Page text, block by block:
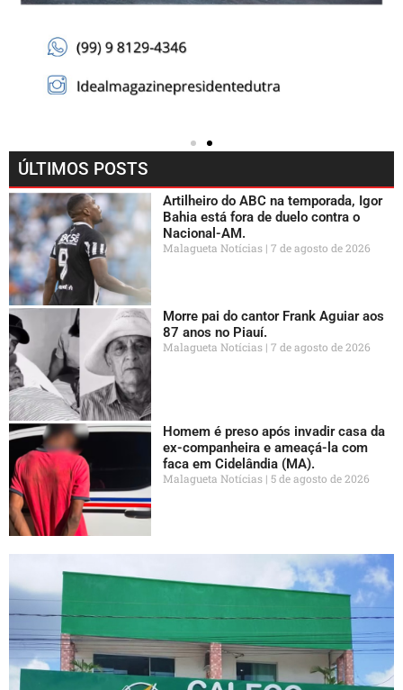
ÚLTIMOS POSTS
Artilheiro do ABC na temporada, Igor
Bahia está fora de duelo contra o
Nacional-AM.
Malagueta Notícias 7 de agosto de 2026
Morre pai do cantor Frank Aguiar aos
87 anos no Piauí.
Malagueta Notícias 7 de agosto de 2026
Homem é preso após invadir casa da
ex-companheira e ameaçá-la com
faca em Cidelândia (MA).
Malagueta Notícias 5 de agosto de 2026